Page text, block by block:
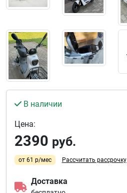
В наличии
Цена:
2390 руб.
от 61 р/мес Рассчитать рассрочку
Доставка